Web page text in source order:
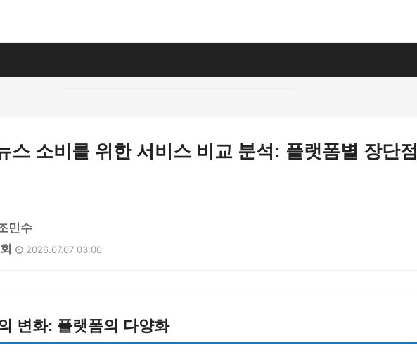
스 소비를 위한 서비스 비교 분석: 플랫폼별 장단점
민수
2026.07.07 03:00
변화: 플랫폼의 다양화